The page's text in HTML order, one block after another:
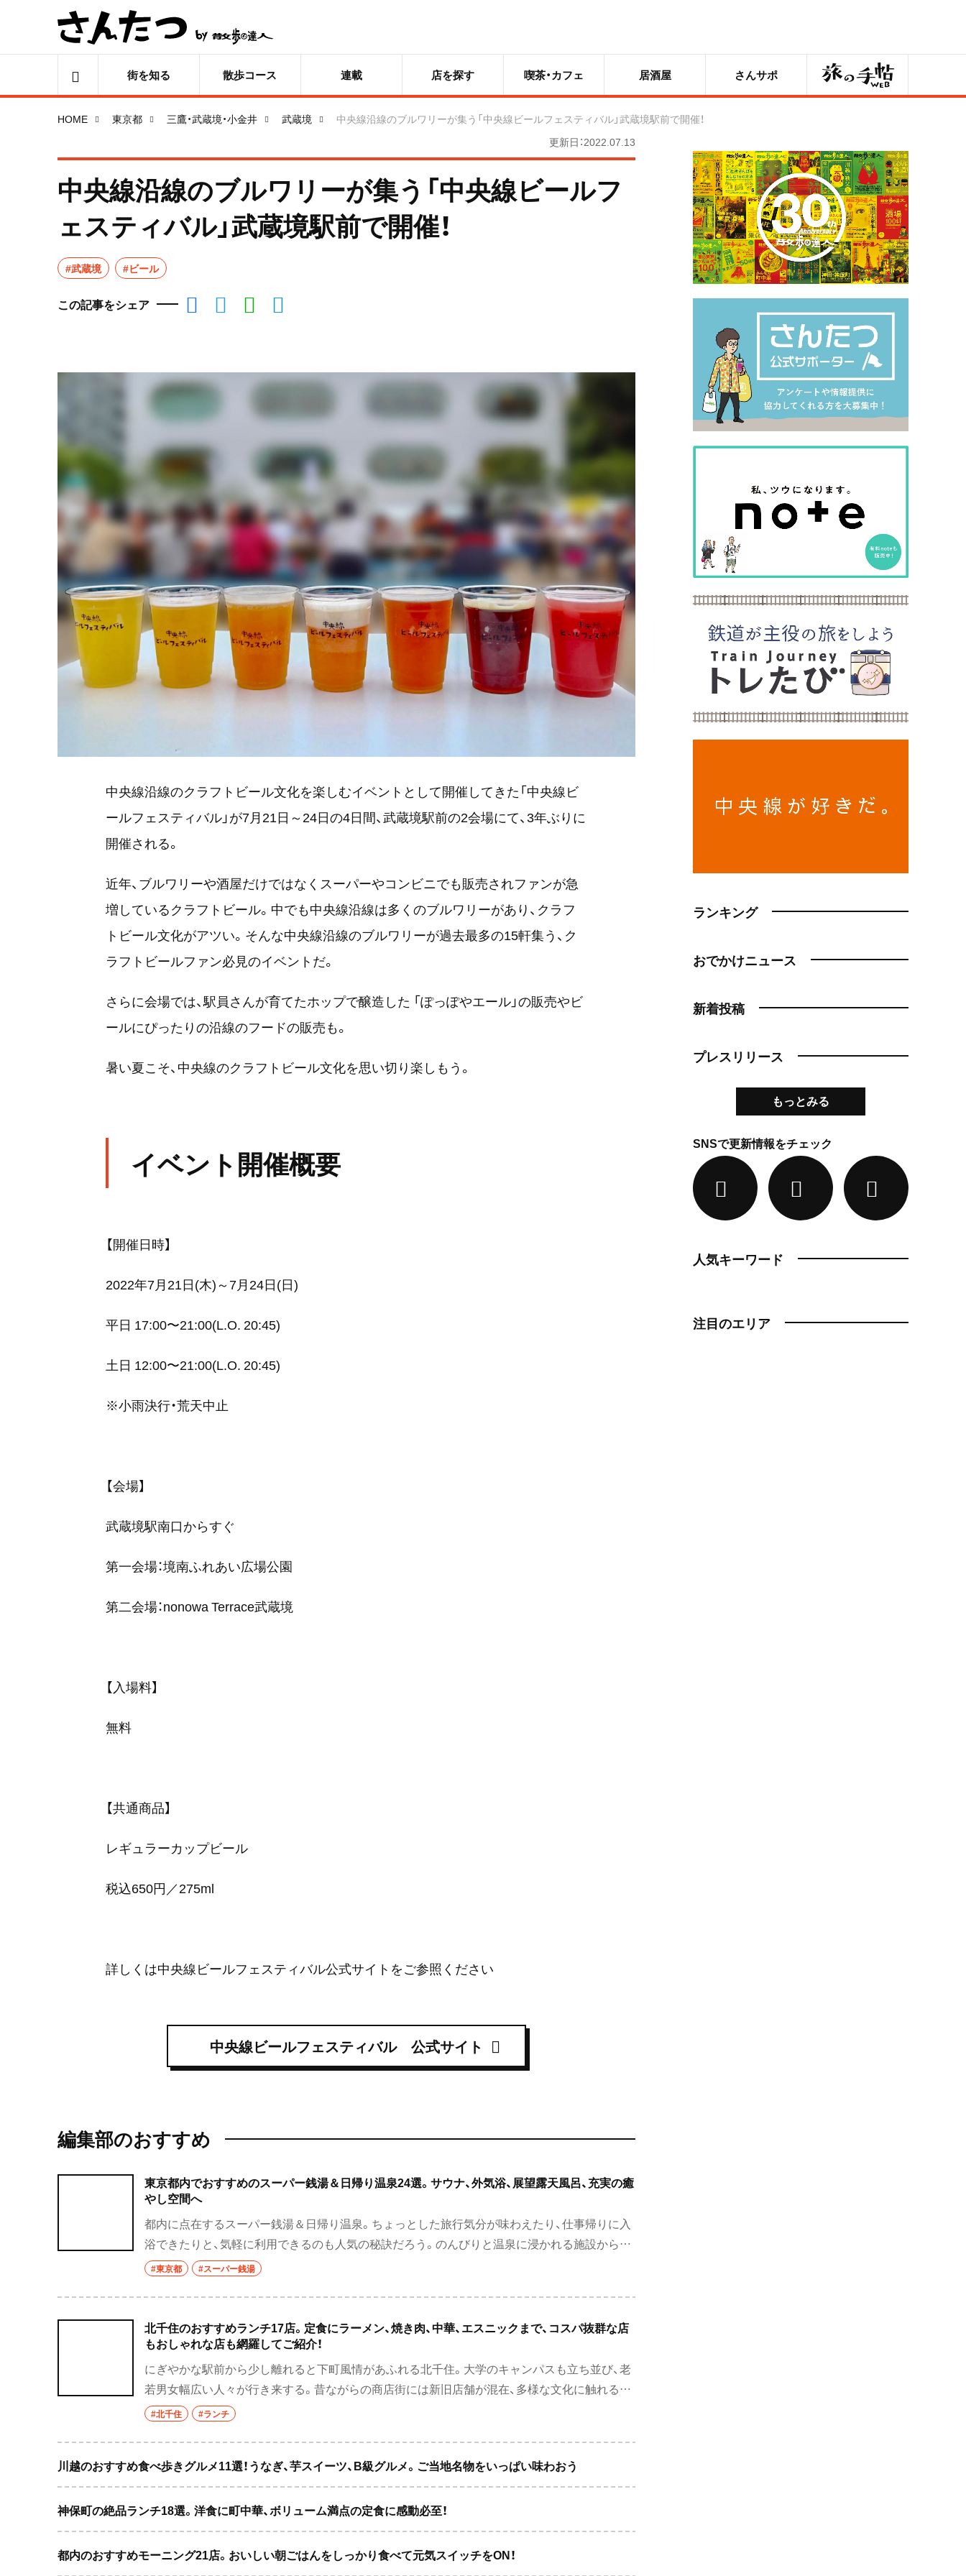
街を知る 散歩コース 連載 店を探す 喫茶・カフェ 居酒屋 さんサポ 旅の手帖
HOME 東京都 三鷹・武蔵境・小金井 武蔵境
中央線沿線のブルワリーが集う「中央線ビールフェスティバル」武蔵境駅前で開催！
更新日：2022.07.13
中央線沿線のブルワリーが集う「中央線ビールフ
ェスティバル」武蔵境駅前で開催！
#武蔵境 #ビール
この記事をシェア
中央線沿線のクラフトビール文化を楽しむイベントとして開催してきた「中央線ビ
ールフェスティバル」が7月21日～24日の4日間、武蔵境駅前の2会場にて、3年ぶりに
開催される。
近年、ブルワリーや酒屋だけではなくスーパーやコンビニでも販売されファンが急
増しているクラフトビール。中でも中央線沿線は多くのブルワリーがあり、クラフ
トビール文化がアツい。そんな中央線沿線のブルワリーが過去最多の15軒集う、ク
ラフトビールファン必見のイベントだ。
さらに会場では、駅員さんが育てたホップで醸造した 「ぽっぽやエール」の販売やビ
ールにぴったりの沿線のフードの販売も。
暑い夏こそ、中央線のクラフトビール文化を思い切り楽しもう。
イベント開催概要
【開催日時】
2022年7⽉21⽇(⽊)～7⽉24⽇(⽇)
平⽇ 17:00〜21:00(L.O. 20:45)
⼟⽇ 12:00〜21:00(L.O. 20:45)
※⼩⾬決⾏・荒天中⽌
【会場】
武蔵境駅南口からすぐ
第一会場：境南ふれあい広場公園
第二会場：nonowa Terrace武蔵境
【入場料】
無料
【共通商品】
レギュラーカップビール
税込650円／275ml
詳しくは中央線ビールフェスティバル公式サイトをご参照ください
中央線ビールフェスティバル 公式サイト
編集部のおすすめ
東京都内でおすすめのスーパー銭湯＆日帰り温泉24選。サウナ、外気浴、展望露天風呂、充実の癒
やし空間へ
都内に点在するスーパー銭湯＆日帰り温泉。ちょっとした旅行気分が味わえたり、仕事帰りに入
浴できたりと、気軽に利用できるのも人気の秘訣だろう。のんびりと温泉に浸かれる施設から、
機能浴満載や岩盤浴充実の最新施設、リゾート気分を楽しめる施設など、自分好みのスーパー銭
#東京都 #スーパー銭湯
北千住のおすすめランチ17店。定食にラーメン、焼き肉、中華、エスニックまで、コスパ抜群な店
もおしゃれな店も網羅してご紹介！
にぎやかな駅前から少し離れると下町風情があふれる北千住。大学のキャンパスも立ち並び、老
若男女幅広い人々が行き来する。昔ながらの商店街には新旧店舗が混在、多様な文化に触れるこ
ともできる。そんな北千住でオリジナリティーあふれるランチをご紹介！
#北千住 #ランチ
川越のおすすめ食べ歩きグルメ11選！うなぎ、芋スイーツ、B級グルメ。ご当地名物をいっぱい味わおう
神保町の絶品ランチ18選。洋食に町中華、ボリューム満点の定食に感動必至！
都内のおすすめモーニング21店。おいしい朝ごはんをしっかり食べて元気スイッチをON！
ランキング
おでかけニュース
新着投稿
プレスリリース
もっとみる
SNSで更新情報をチェック
人気キーワード
注目のエリア